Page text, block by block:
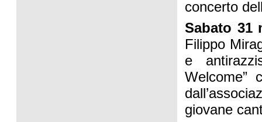
concerto
Sabato 31
Filippo
e
Welcome”
giovane